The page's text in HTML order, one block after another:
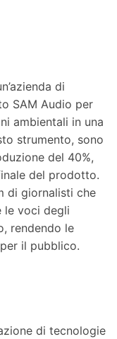
di
SAM Audio per
ambientali in una
strumento, sono
del 40%,
del prodotto.
di giornalisti che
le voci degli
rendendo le
il pubblico.
di tecnologie